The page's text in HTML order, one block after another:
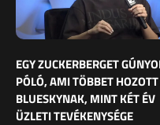
EGY ZUCKERBERGET
PÓLÓ, AMI TÖBBET
BLUESKYNAK, MINT KÉT ÉV
ÜZLETI TEVÉKENYSÉGE